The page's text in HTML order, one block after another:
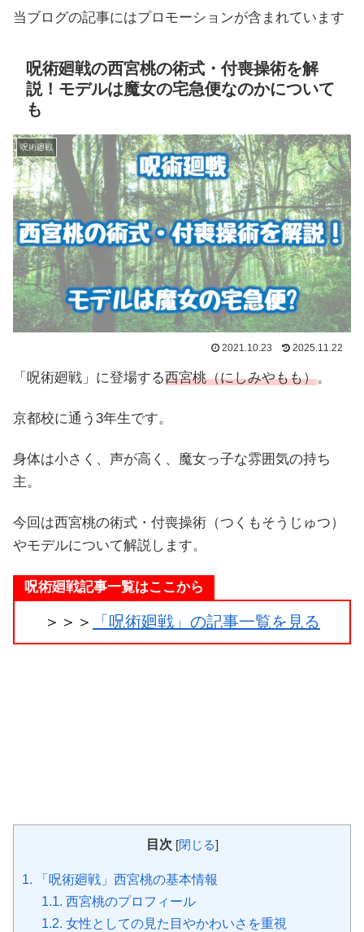
当ブログの記事にはプロモーションが含まれています
呪術廻戦の西宮桃の術式・付喪操術を解
説！モデルは魔女の宅急便なのかについて
も
呪術廻戦
2021.10.23 2025.11.22
「呪術廻戦」に登場する西宮桃（にしみやもも）。
京都校に通う3年生です。
身体は小さく、声が高く、魔女っ子な雰囲気の持ち
主。
今回は西宮桃の術式・付喪操術（つくもそうじゅつ）
やモデルについて解説します。
呪術廻戦記事一覧はここから
＞＞＞ 「呪術廻戦」の記事一覧を見る
目次 [閉じる]
1. 「呪術廻戦」西宮桃の基本情報
1.1. 西宮桃のプロフィール
1.2. 女性としての見た目やかわいさを重視